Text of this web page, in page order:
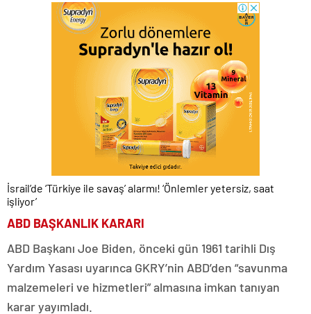
İsrail’de ‘Türkiye ile savaş’ alarmı! ‘Önlemler yetersiz, saat
işliyor’
ABD BAŞKANLIK KARARI
ABD Başkanı Joe Biden, önceki gün 1961 tarihli Dış
Yardım Yasası uyarınca GKRY’nin ABD’den “savunma
malzemeleri ve hizmetleri” almasına imkan tanıyan
karar yayımladı.